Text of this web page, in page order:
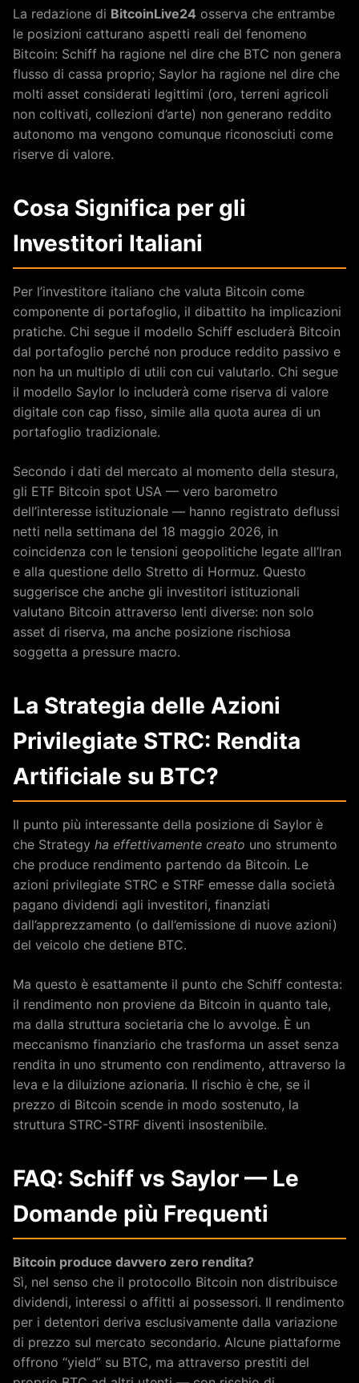
La redazione di BitcoinLive24 osserva che entrambe
le posizioni catturano aspetti reali del fenomeno
Bitcoin: Schiff ha ragione nel dire che BTC non genera
flusso di cassa proprio; Saylor ha ragione nel dire che
molti asset considerati legittimi (oro, terreni agricoli
non coltivati, collezioni d’arte) non generano reddito
autonomo ma vengono comunque riconosciuti come
riserve di valore.
Cosa Significa per gli
Investitori Italiani
Per l’investitore italiano che valuta Bitcoin come
componente di portafoglio, il dibattito ha implicazioni
pratiche. Chi segue il modello Schiff escluderà Bitcoin
dal portafoglio perché non produce reddito passivo e
non ha un multiplo di utili con cui valutarlo. Chi segue
il modello Saylor lo includerà come riserva di valore
digitale con cap fisso, simile alla quota aurea di un
portafoglio tradizionale.
Secondo i dati del mercato al momento della stesura,
gli ETF Bitcoin spot USA — vero barometro
dell’interesse istituzionale — hanno registrato deflussi
netti nella settimana del 18 maggio 2026, in
coincidenza con le tensioni geopolitiche legate all’Iran
e alla questione dello Stretto di Hormuz. Questo
suggerisce che anche gli investitori istituzionali
valutano Bitcoin attraverso lenti diverse: non solo
asset di riserva, ma anche posizione rischiosa
soggetta a pressure macro.
La Strategia delle Azioni
Privilegiate STRC: Rendita
Artificiale su BTC?
Il punto più interessante della posizione di Saylor è
che Strategy ha effettivamente creato uno strumento
che produce rendimento partendo da Bitcoin. Le
azioni privilegiate STRC e STRF emesse dalla società
pagano dividendi agli investitori, finanziati
dall’apprezzamento (o dall’emissione di nuove azioni)
del veicolo che detiene BTC.
Ma questo è esattamente il punto che Schiff contesta:
il rendimento non proviene da Bitcoin in quanto tale,
ma dalla struttura societaria che lo avvolge. È un
meccanismo finanziario che trasforma un asset senza
rendita in uno strumento con rendimento, attraverso la
leva e la diluizione azionaria. Il rischio è che, se il
prezzo di Bitcoin scende in modo sostenuto, la
struttura STRC-STRF diventi insostenibile.
FAQ: Schiff vs Saylor — Le
Domande più Frequenti
Bitcoin produce davvero zero rendita?
Sì, nel senso che il protocollo Bitcoin non distribuisce
dividendi, interessi o affitti ai possessori. Il rendimento
per i detentori deriva esclusivamente dalla variazione
di prezzo sul mercato secondario. Alcune piattaforme
offrono “yield” su BTC, ma attraverso prestiti del